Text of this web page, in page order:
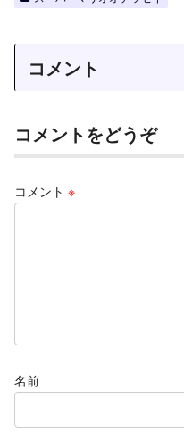
コメント
コメントをどうぞ
コメント ※
名前